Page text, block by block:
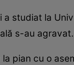
a studiat la
s-au agravat.
pian cu o